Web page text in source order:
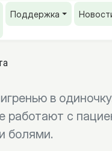
Поддержка
в
работают с
болями.